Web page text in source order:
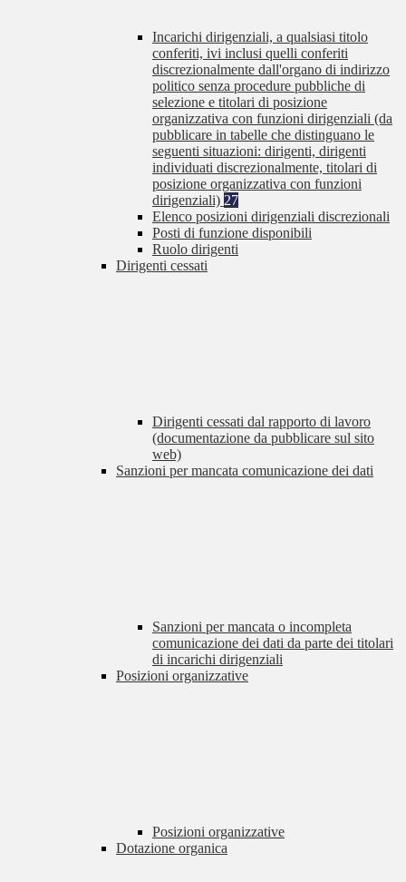
Incarichi dirigenziali, a qualsiasi titolo
conferiti, ivi inclusi quelli conferiti
discrezionalmente dall'organo di indirizzo
politico senza procedure pubbliche di
selezione e titolari di posizione
organizzativa con funzioni dirigenziali (da
pubblicare in tabelle che distinguano le
seguenti situazioni: dirigenti, dirigenti
individuati discrezionalmente, titolari di
posizione organizzativa con funzioni
dirigenziali) 27
Elenco posizioni dirigenziali discrezionali
Posti di funzione disponibili
Ruolo dirigenti
Dirigenti cessati
Dirigenti cessati dal rapporto di lavoro
(documentazione da pubblicare sul sito
web)
Sanzioni per mancata comunicazione dei dati
Sanzioni per mancata o incompleta
comunicazione dei dati da parte dei titolari
di incarichi dirigenziali
Posizioni organizzative
Posizioni organizzative
Dotazione organica